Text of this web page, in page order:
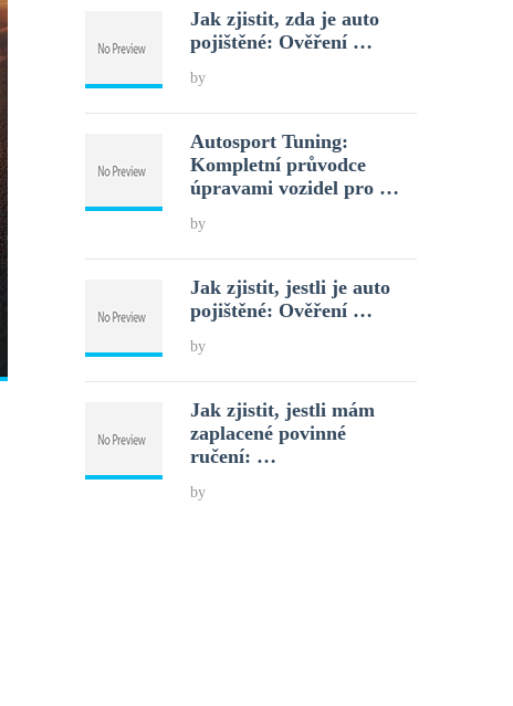
Jak zjistit, zda je auto
pojištěné: Ověření …
by
Autosport Tuning:
Kompletní průvodce
úpravami vozidel pro …
by
Jak zjistit, jestli je auto
pojištěné: Ověření …
by
Jak zjistit, jestli mám
zaplacené povinné
ručení: …
by